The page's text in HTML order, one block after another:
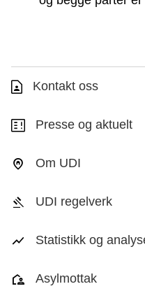
Kontakt oss
Presse og aktuelt
Om UDI
UDI regelverk
Statistikk og
Asylmottak